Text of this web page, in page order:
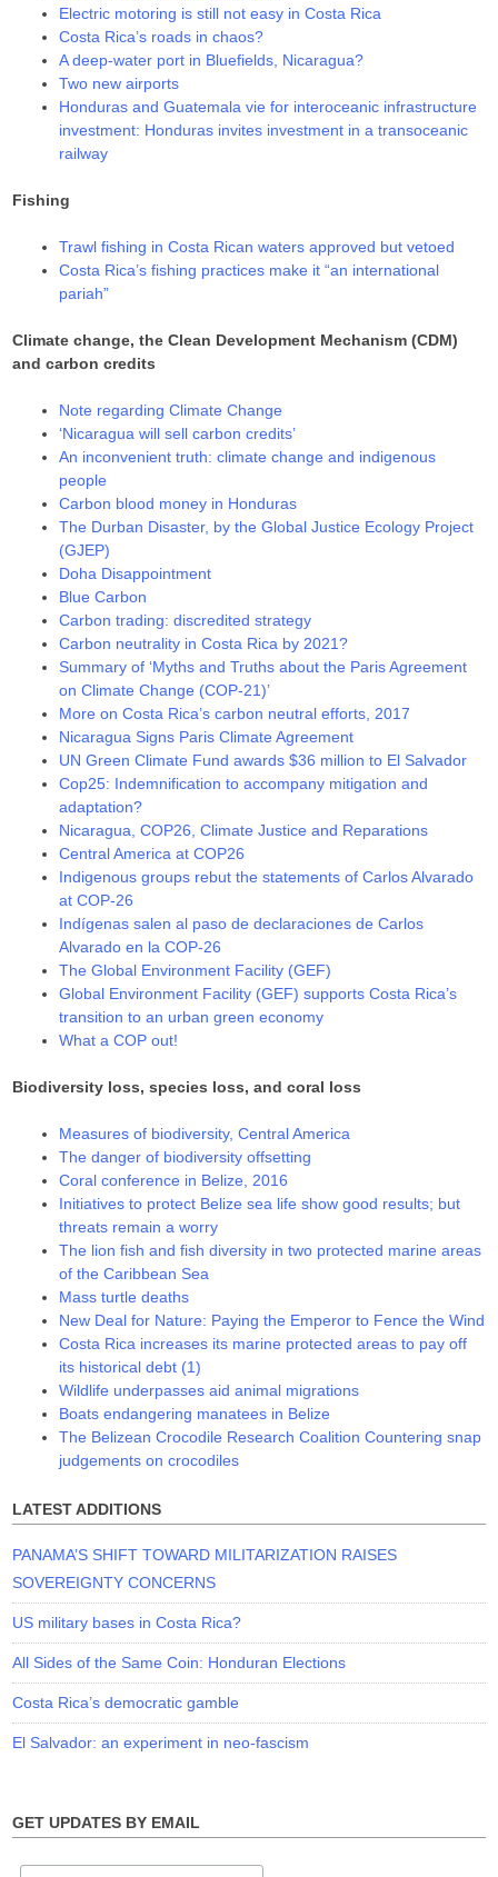
Electric motoring is still not easy in Costa Rica
Costa Rica’s roads in chaos?
A deep-water port in Bluefields, Nicaragua?
Two new airports
Honduras and Guatemala vie for interoceanic infrastructure
investment: Honduras invites investment in a transoceanic
railway
Fishing
Trawl fishing in Costa Rican waters approved but vetoed
Costa Rica’s fishing practices make it “an international
pariah”
Climate change, the Clean Development Mechanism (CDM)
and carbon credits
Note regarding Climate Change
‘Nicaragua will sell carbon credits’
An inconvenient truth: climate change and indigenous
people
Carbon blood money in Honduras
The Durban Disaster, by the Global Justice Ecology Project
(GJEP)
Doha Disappointment
Blue Carbon
Carbon trading: discredited strategy
Carbon neutrality in Costa Rica by 2021?
Summary of ‘Myths and Truths about the Paris Agreement
on Climate Change (COP-21)’
More on Costa Rica’s carbon neutral efforts, 2017
Nicaragua Signs Paris Climate Agreement
UN Green Climate Fund awards $36 million to El Salvador
Cop25: Indemnification to accompany mitigation and
adaptation?
Nicaragua, COP26, Climate Justice and Reparations
Central America at COP26
Indigenous groups rebut the statements of Carlos Alvarado
at COP-26
Indígenas salen al paso de declaraciones de Carlos
Alvarado en la COP-26
The Global Environment Facility (GEF)
Global Environment Facility (GEF) supports Costa Rica’s
transition to an urban green economy
What a COP out!
Biodiversity loss, species loss, and coral loss
Measures of biodiversity, Central America
The danger of biodiversity offsetting
Coral conference in Belize, 2016
Initiatives to protect Belize sea life show good results; but
threats remain a worry
The lion fish and fish diversity in two protected marine areas
of the Caribbean Sea
Mass turtle deaths
New Deal for Nature: Paying the Emperor to Fence the Wind
Costa Rica increases its marine protected areas to pay off
its historical debt (1)
Wildlife underpasses aid animal migrations
Boats endangering manatees in Belize
The Belizean Crocodile Research Coalition Countering snap
judgements on crocodiles
LATEST ADDITIONS
PANAMA’S SHIFT TOWARD MILITARIZATION RAISES
SOVEREIGNTY CONCERNS
US military bases in Costa Rica?
All Sides of the Same Coin: Honduran Elections
Costa Rica’s democratic gamble
El Salvador: an experiment in neo-fascism
GET UPDATES BY EMAIL